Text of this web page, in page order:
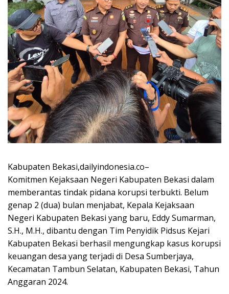
Kabupaten Bekasi,dailyindonesia.co–
Komitmen Kejaksaan Negeri Kabupaten Bekasi dalam
memberantas tindak pidana korupsi terbukti. Belum
genap 2 (dua) bulan menjabat, Kepala Kejaksaan
Negeri Kabupaten Bekasi yang baru, Eddy Sumarman,
S.H., M.H., dibantu dengan Tim Penyidik Pidsus Kejari
Kabupaten Bekasi berhasil mengungkap kasus korupsi
keuangan desa yang terjadi di Desa Sumberjaya,
Kecamatan Tambun Selatan, Kabupaten Bekasi, Tahun
Anggaran 2024.